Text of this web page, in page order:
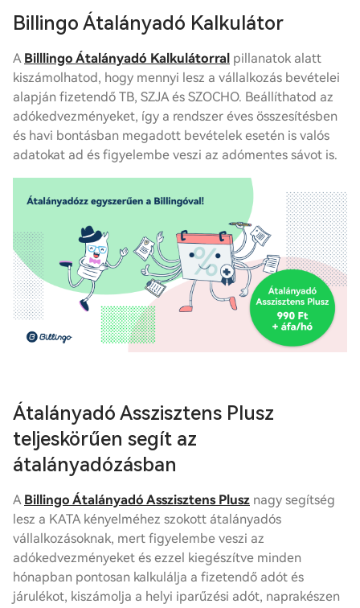
Billingo Átalányadó Kalkulátor
A Billlingo Átalányadó Kalkulátorral pillanatok alatt
kiszámolhatod, hogy mennyi lesz a vállalkozás bevételei
alapján fizetendő TB, SZJA és SZOCHO. Beállíthatod az
adókedvezményeket, így a rendszer éves összesítésben
és havi bontásban megadott bevételek esetén is valós
adatokat ad és figyelembe veszi az adómentes sávot is.
Átalányadó Asszisztens Plusz
teljeskörűen segít az
átalányadózásban
A Billingo Átalányadó Asszisztens Plusz nagy segítség
lesz a KATA kényelméhez szokott átalányadós
vállalkozásoknak, mert figyelembe veszi az
adókedvezményeket és ezzel kiegészítve minden
hónapban pontosan kalkulálja a fizetendő adót és
járulékot, kiszámolja a helyi iparűzési adót, naprakészen